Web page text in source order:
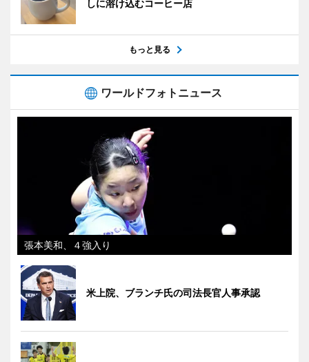
しに溶け込むコーヒー店
もっと見る
ワールドフォトニュース
張本美和、４強入り
米上院、ブランチ氏の司法長官人事承認